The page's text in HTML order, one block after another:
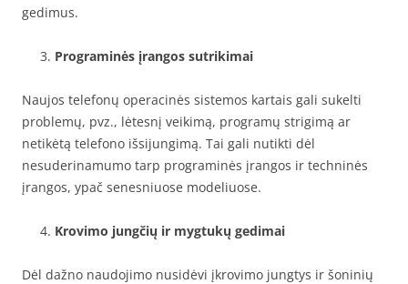
gedimus.
Programinės įrangos sutrikimai
Naujos telefonų operacinės sistemos kartais gali sukelti
problemų, pvz., lėtesnį veikimą, programų strigimą ar
netikėtą telefono išsijungimą. Tai gali nutikti dėl
nesuderinamumo tarp programinės įrangos ir techninės
įrangos, ypač senesniuose modeliuose.
Krovimo jungčių ir mygtukų gedimai
Dėl dažno naudojimo nusidėvi įkrovimo jungtys ir šoninių